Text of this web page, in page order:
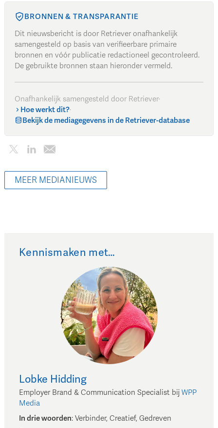
BRONNEN & TRANSPARANTIE
Dit nieuwsbericht is door Retriever onafhankelijk
samengesteld op basis van verifieerbare primaire
bronnen en vóór publicatie redactioneel gecontroleerd.
De gebruikte bronnen staan hieronder vermeld.
Onafhankelijk samengesteld door Retriever·
Hoe werkt dit?·
Bekijk de mediagegevens in de Retriever-database
MEER MEDIANIEUWS
Kennismaken met…
Lobke Hidding
Employer Brand & Communication Specialist bij WPP
Media
In drie woorden: Verbinder, Creatief, Gedreven